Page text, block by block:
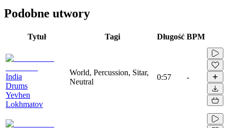
Podobne utwory
Tytuł Tagi Długość BPM
India
Drums
Yevhen
Lokhmatov
World, Percussion, Sitar,
Neutral
0:57 -